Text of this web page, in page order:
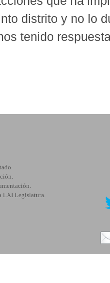
distrito y no lo
tenido
LXI Legislatura.